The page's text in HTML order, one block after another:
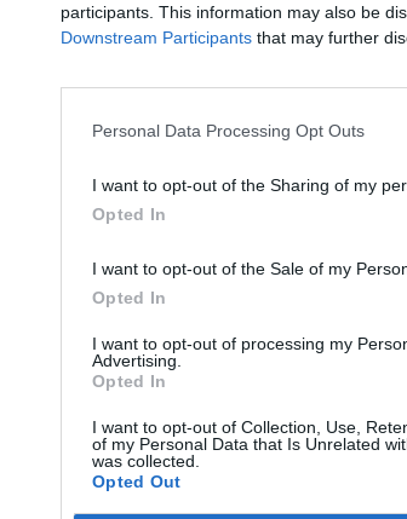
participants. This information may also be
Downstream Participants that may further
Personal Data Processing Opt Outs
I want to opt-out of the Sharing of my
Opted In
I want to opt-out of the Sale of my
Opted In
I want to opt-out of processing my
Advertising.
Opted In
I want to opt-out of Collection, Use,
of my Personal Data that Is Unrelated
was collected.
Opted Out
mokyklą pasiekia
įspėja, kur padėtis
blogiausia